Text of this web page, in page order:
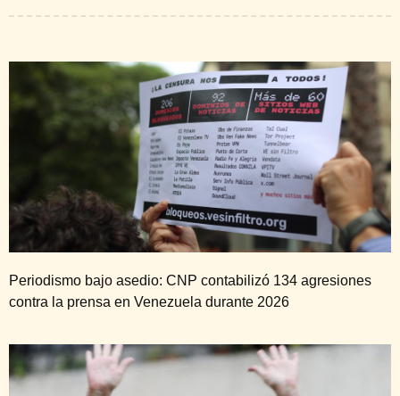
Periodismo bajo asedio: CNP contabilizó 134 agresiones
contra la prensa en Venezuela durante 2026